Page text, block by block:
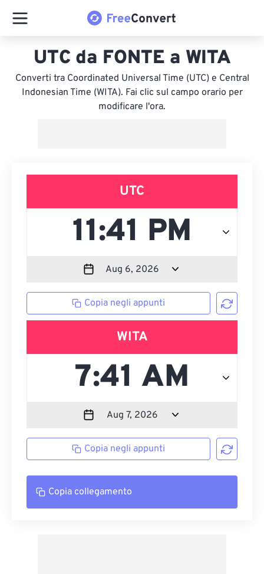
UTC da FONTE a WITA
Converti tra Coordinated Universal Time (UTC) e Central
Indonesian Time (WITA). Fai clic sul campo orario per
modificare l'ora.
UTC
Copia negli appunti
WITA
Copia negli appunti
Copia collegamento